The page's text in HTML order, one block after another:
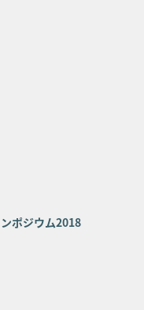
ポジウム2018